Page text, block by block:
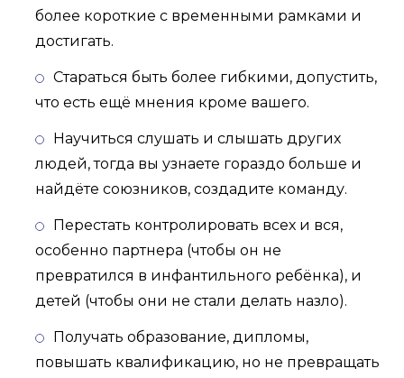
более короткие с временными рамками и
достигать.
Стараться быть более гибкими, допустить,
что есть ещё мнения кроме вашего.
Научиться слушать и слышать других
людей, тогда вы узнаете гораздо больше и
найдёте союзников, создадите команду.
Перестать контролировать всех и вся,
особенно партнера (чтобы он не
превратился в инфантильного ребёнка), и
детей (чтобы они не стали делать назло).
Получать образование, дипломы,
повышать квалификацию, но не превращать